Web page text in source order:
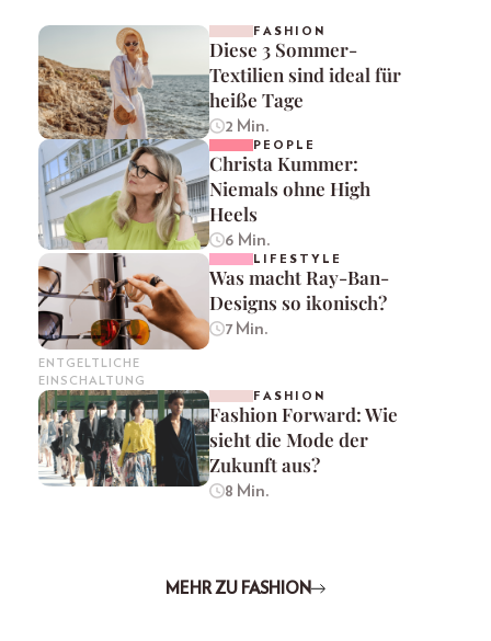
FASHION
Diese 3 Sommer-
Textilien sind ideal für
heiße Tage
2 Min.
PEOPLE
Christa Kummer:
Niemals ohne High
Heels
6 Min.
ENTGELTLICHE
EINSCHALTUNG
LIFESTYLE
Was macht Ray-Ban-
Designs so ikonisch?
7 Min.
FASHION
Fashion Forward: Wie
sieht die Mode der
Zukunft aus?
8 Min.
MEHR ZU FASHION